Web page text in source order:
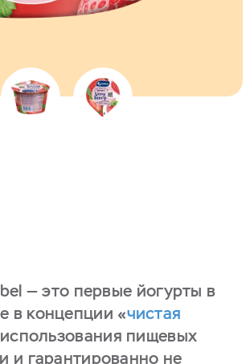
— это первые йогурты в
в концепции «чистая
использования пищевых
и гарантированно не